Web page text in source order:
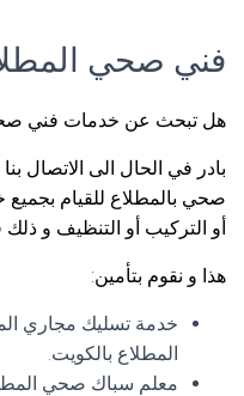
فني صحي
هل تبحث عن خدمات فني
بادر في الحال الى الاتصال
صحي بالمطلاع للقيام بجميع
أو التركيب أو التنظيف و
هذا و نقوم بتأمين:
خدمة تسليك مجاري
المطلاع بالكويت.
معلم سباك صحي